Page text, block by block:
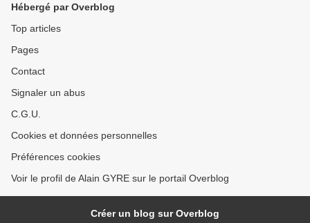
Hébergé par Overblog
Top articles
Pages
Contact
Signaler un abus
C.G.U.
Cookies et données personnelles
Préférences cookies
Voir le profil de Alain GYRE sur le portail Overblog
Créer un blog sur Overblog